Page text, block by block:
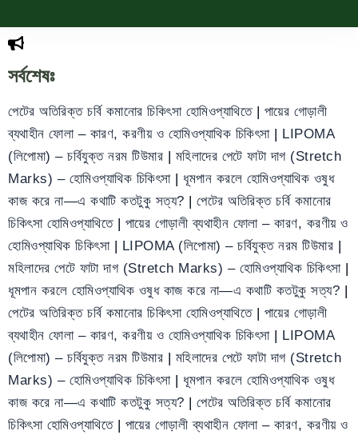
সর্বশেষঃ
পেটের অতিরিক্ত চর্বি কমানোর চিকিৎসা হোমিওপ্যাথিতে | পায়ের গোড়ালী
ব্যথাহীন ফোলা – কারণ, করণীয় ও হোমিওপ্যাথিক চিকিৎসা | LIPOMA
(লিপোমা) – চর্বিযুক্ত নরম টিউমার | মহিলাদের পেটে ফাটা দাগ (Stretch
Marks) – হোমিওপ্যাথিক চিকিৎসা | ধূমপান করলে হোমিওপ্যাথিক ওষুধ
কাজ করে না—এ কথাটি কতটুকু সত্য? | পেটের অতিরিক্ত চর্বি কমানোর
চিকিৎসা হোমিওপ্যাথিতে | পায়ের গোড়ালী ব্যথাহীন ফোলা – কারণ, করণীয় ও
হোমিওপ্যাথিক চিকিৎসা | LIPOMA (লিপোমা) – চর্বিযুক্ত নরম টিউমার |
মহিলাদের পেটে ফাটা দাগ (Stretch Marks) – হোমিওপ্যাথিক চিকিৎসা |
ধূমপান করলে হোমিওপ্যাথিক ওষুধ কাজ করে না—এ কথাটি কতটুকু সত্য? |
পেটের অতিরিক্ত চর্বি কমানোর চিকিৎসা হোমিওপ্যাথিতে | পায়ের গোড়ালী
ব্যথাহীন ফোলা – কারণ, করণীয় ও হোমিওপ্যাথিক চিকিৎসা | LIPOMA
(লিপোমা) – চর্বিযুক্ত নরম টিউমার | মহিলাদের পেটে ফাটা দাগ (Stretch
Marks) – হোমিওপ্যাথিক চিকিৎসা | ধূমপান করলে হোমিওপ্যাথিক ওষুধ
কাজ করে না—এ কথাটি কতটুকু সত্য? | পেটের অতিরিক্ত চর্বি কমানোর
চিকিৎসা হোমিওপ্যাথিতে | পায়ের গোড়ালী ব্যথাহীন ফোলা – কারণ, করণীয় ও